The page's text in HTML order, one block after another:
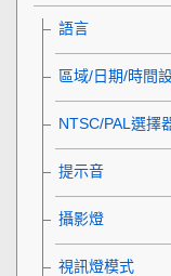
語言
區域/日期/時間
NTSC/PAL選擇
提示音
攝影燈
視訊燈模式